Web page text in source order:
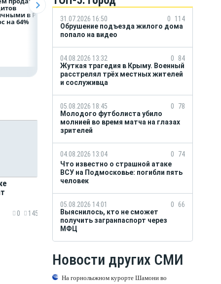
в России
на 64%
кредитов в первом
полугодии 2026 года
млрд рублей
на строительство
складских
комплексов
0 145
31.07.2026 16:50 0
114
Обрушение подъезда жилого дома
попало на видео
04.08.2026 13:32 0
84
Жуткая трагедия в Крыму. Военный
расстрелял трёх местных жителей
и сослуживца
05.08.2026 18:45 0
78
Молодого футболиста убило
молнией во время матча на глазах
зрителей
04.08.2026 13:04 0
74
Что известно о страшной атаке
ВСУ на Подмосковье: погибли пять
человек
05.08.2026 14:01 0
66
Выяснилось, кто не сможет
получить загранпаспорт через
МФЦ
Новости других СМИ
На горнолыжном курорте Шамони во